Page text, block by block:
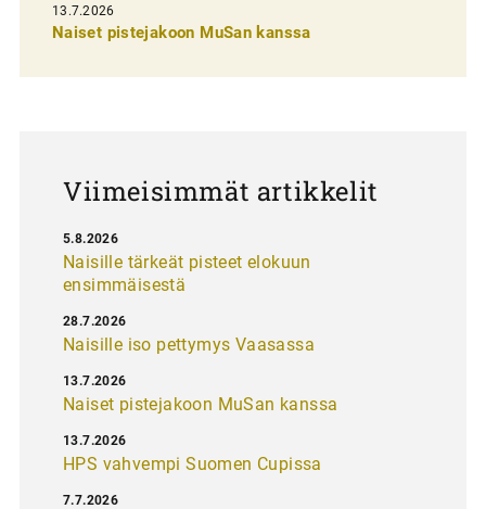
e
13.7.2026
Naiset pistejakoon MuSan kanssa
Viimeisimmät artikkelit
Naisille tärkeät pisteet elokuun
ensimmäisestä
5.8.2026
Naisille iso pettymys Vaasassa
28.7.2026
Naiset pistejakoon MuSan kanssa
13.7.2026
HPS vahvempi Suomen Cupissa
13.7.2026
7.7.2026